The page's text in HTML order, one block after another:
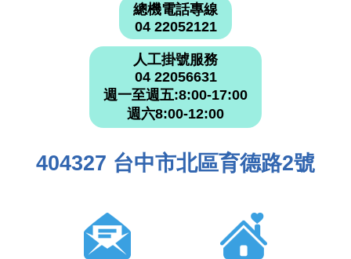
總機電話專線
04 22052121
人工掛號服務
04 22056631
週一至週五:8:00-17:00
週六8:00-12:00
404327 台中市北區育德路2號